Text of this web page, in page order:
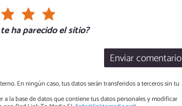
ha parecido el sitio?
Enviar comentario
En ningún caso, tus datos serán transferidos a terceros sin tu
la base de datos que contiene tus datos personales y modificar